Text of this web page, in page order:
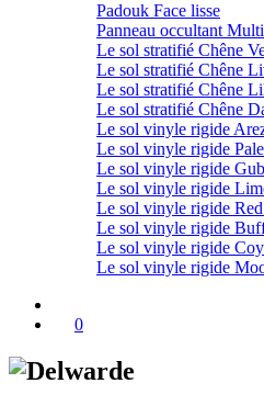
Padouk Face lisse
Panneau occultant
Le sol stratifié Chêne
Le sol stratifié Chêne
Le sol stratifié Chêne
Le sol stratifié Chêne
Le sol vinyle rigide
Le sol vinyle rigide
Le sol vinyle rigide
Le sol vinyle rigide
Le sol vinyle rigide Red
Le sol vinyle rigide
Le sol vinyle rigide
Le sol vinyle rigide
0